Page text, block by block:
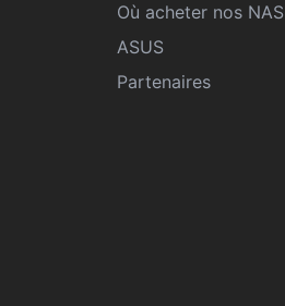
Où acheter nos NAS
ASUS
Partenaires